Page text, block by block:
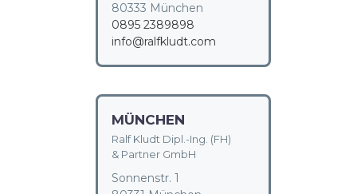
80333 München
0895 2389898
info@ralfkludt.com
MÜNCHEN
Ralf Kludt Dipl.-Ing. (FH)
& Partner GmbH
Sonnenstr. 1